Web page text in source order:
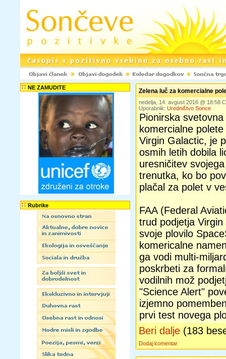
NE ZAMUDITE
Rubrike
Zelena luč za komercialne
nedelja, 14. avgust 2016 @ 18:58
Uporabnik: Uredništvo Sonce
Pionirska
komercialne
Virgin Galactic, je
osmih letih dobila
uresničitev
trenutka, ko bo
plačal za polet v
FAA (Federal
trud podjetja
svoje plovilo
komericalne
ga vodi multi-
poskrbeti za
vodilnih mož
"Science Alert"
izjemno
prvi test novega
Beri dalje (183
Dodaj komentar